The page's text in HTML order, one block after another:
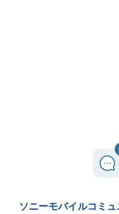
ソニーモバイルコミ